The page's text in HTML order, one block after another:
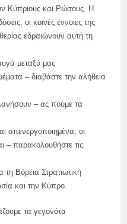
Κύπριους και Ρώσους. Η
οι κοινές έννοιες της
εδραιώνουν αυτή τη
μεταξύ μας
– διαβάστε την αλήθεια
– ας πούμε τα
απενεργοποιημένα, οι
– παρακολουθήστε τις
τη Βόρεια Στρατιωτική
και την Κύπρο.
τα γεγονότα